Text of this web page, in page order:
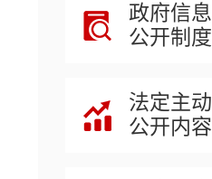
政府信息
公开制度
法定主动
公开内容